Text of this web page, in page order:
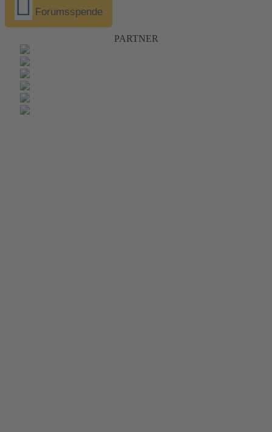
Forumsspende
PARTNER